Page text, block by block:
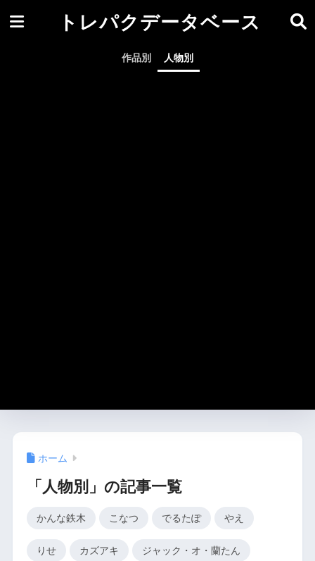
トレパクデータベース
作品別 人物別
ホーム
「人物別」の記事一覧
かんな鉄木 こなつ でるたぽ やえ
りせ カズアキ ジャック・オ・蘭たん